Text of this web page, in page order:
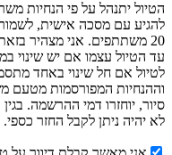
הטיול יתנהל על פי הנחיות
להגיע עם מסכה אישית,
20 משתתפים. אני מצהיר
עד הטיול עצמו אם יש שינוי
לטיול אם חל שינוי באחד
וההנחיות המפורסמות מטעם
סיור, יוחזרו דמי ההרשמה.
לא יהיה ניתן לקבל החזר